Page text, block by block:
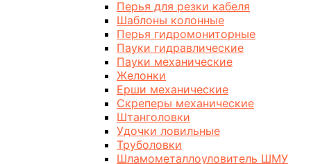
Перья для резки кабеля
Шаблоны колонные
Перья гидромониторные
Пауки гидравлические
Пауки механические
Желонки
Ерши механические
Скреперы механические
Штанголовки
Удочки ловильные
Труболовки
Шламометаллоуловитель ШМУ